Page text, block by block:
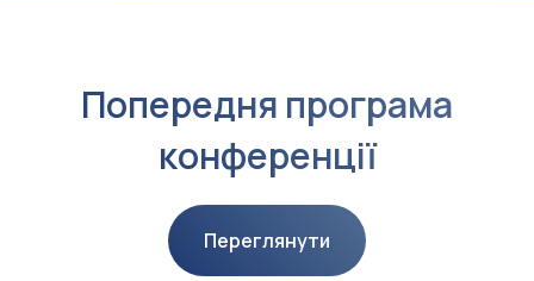
Попередня програма
конференції
Переглянути